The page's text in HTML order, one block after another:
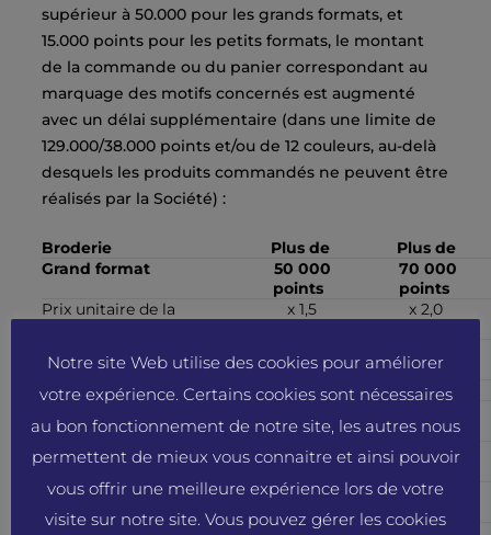
supérieur à 50.000 pour les grands formats, et
15.000 points pour les petits formats, le montant
de la commande ou du panier correspondant au
marquage des motifs concernés est augmenté
avec un délai supplémentaire (dans une limite de
129.000/38.000 points et/ou de 12 couleurs, au-delà
desquels les produits commandés ne peuvent être
réalisés par la Société) :
Broderie Plus de
Plus de
Grand format
50 000
points
70 000
points
Prix unitaire de la
x 1,5 x 2,0
supplémentaires
Délai supplémentaire 0 jour
0 jour
points
points
Prix unitaire de la
x 1 ,5 x 2,0
Frais fixes
supplémentaires
x 1,25 x 1,5
Notre site Web utilise des cookies pour améliorer
votre expérience. Certains cookies sont nécessaires
au bon fonctionnement de notre site, les autres nous
permettent de mieux vous connaitre et ainsi pouvoir
vous offrir une meilleure expérience lors de votre
visite sur notre site. Vous pouvez gérer les cookies